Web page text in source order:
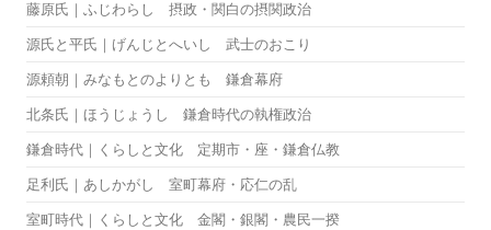
藤原氏｜ふじわらし 摂政・関白の摂関政治
源氏と平氏｜げんじとへいし 武士のおこり
源頼朝｜みなもとのよりとも 鎌倉幕府
北条氏｜ほうじょうし 鎌倉時代の執権政治
鎌倉時代｜くらしと文化 定期市・座・鎌倉仏教
足利氏｜あしかがし 室町幕府・応仁の乱
室町時代｜くらしと文化 金閣・銀閣・農民一揆